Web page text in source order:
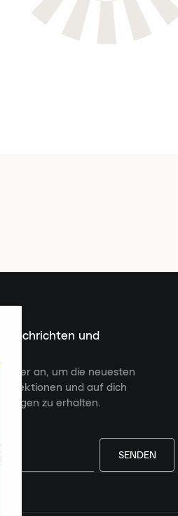
Nachrichten und
an, um die neuesten
und auf dich
zu erhalten.
SENDEN